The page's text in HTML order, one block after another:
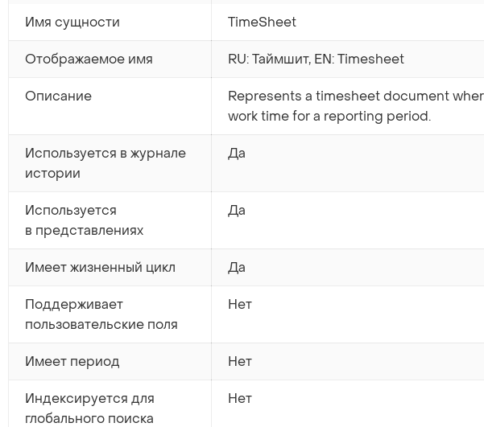
Имя сущности TimeSheet
Отображаемое имя RU: Таймшит, EN: Timesheet
Описание
Represents a timesheet document
work time for a reporting period.
Используется в журнале
истории
Да
Используется
в представлениях
Да
Имеет жизненный цикл Да
Поддерживает
пользовательские поля
Нет
Имеет период Нет
Индексируется для
глобального поиска
Нет